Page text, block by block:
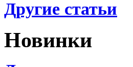
Другие статьи
Новинки